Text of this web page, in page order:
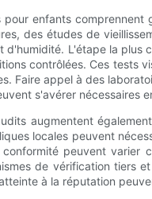
enfants
des études de
d'humidité. L'étape la
contrôlées. Ces tests
Faire appel à des
s'avérer nécessaires
augmentent
locales peuvent
peuvent
de vérification tiers
à la réputation